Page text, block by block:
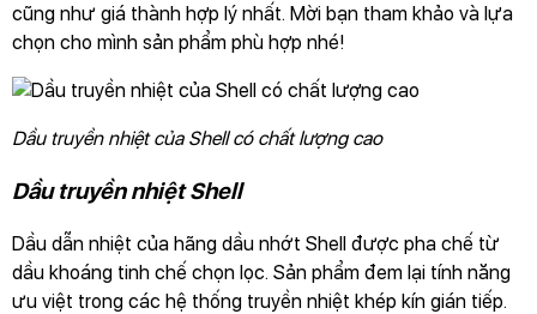
cũng như giá thành hợp lý nhất. Mời bạn tham khảo và lựa
chọn cho mình sản phẩm phù hợp nhé!
Dầu truyền nhiệt của Shell có chất lượng cao
Dầu truyền nhiệt Shell
Dầu dẫn nhiệt của hãng dầu nhớt Shell được pha chế từ
dầu khoáng tinh chế chọn lọc. Sản phẩm đem lại tính năng
ưu việt trong các hệ thống truyền nhiệt khép kín gián tiếp.